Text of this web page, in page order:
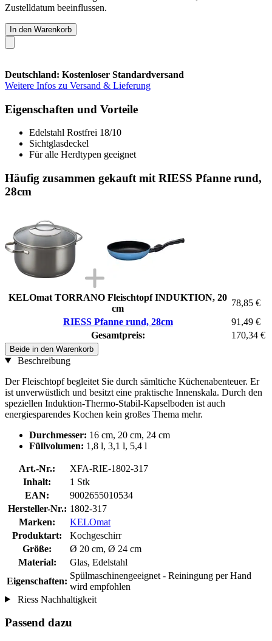
Zustelldatum beeinflussen.
In den Warenkorb
Deutschland: Kostenloser Standardversand
Weitere Infos zu Versand & Lieferung
Eigenschaften und Vorteile
Edelstahl Rostfrei 18/10
Sichtglasdeckel
Für alle Herdtypen geeignet
Häufig zusammen gekauft mit RIESS Pfanne rund,
28cm
KELOmat TORRANO Fleischtopf INDUKTION, 20
cm
78,85 €
RIESS Pfanne rund, 28cm
91,49 €
Gesamtpreis:
170,34 €
Beide in den Warenkorb
Beschreibung
Der Fleischtopf begleitet Sie durch sämltiche Küchenabenteuer. Er
ist unverwüstlich und besitzt eine praktische Innenskala. Durch den
speziellen Induktion-Thermo-Stabil-Kapselboden ist auch
energiesparendes Kochen kein großes Thema mehr.
Durchmesser: 16 cm, 20 cm, 24 cm
Füllvolumen: 1,8 l, 3,1 l, 5,4 l
Art.-Nr.:
XFA-RIE-1802-317
Inhalt:
1 Stk
EAN:
9002655010534
Hersteller-Nr.: 1802-317
Marken:
KELOmat
Produktart:
Kochgeschirr
Größe:
Ø 20 cm, Ø 24 cm
Material:
Glas, Edelstahl
Eigenschaften:
Spülmaschinengeeignet - Reiningung per Hand
wird empfohlen
Riess Nachhaltigkeit
Passend dazu